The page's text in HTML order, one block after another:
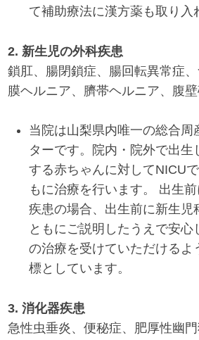
て補助療法に漢方薬も取り入
2. 新生児の外科疾患
鎖肛、腸閉鎖症、腸回転異常症
膜ヘルニア、臍帯ヘルニア、腹
当院は山梨県内唯一の総合周
ターです。院内・院外で出生
する赤ちゃんに対してNICU
もに治療を行います。 出生
疾患の場合、出生前に新生児
ともにご説明したうえで安心
の治療を受けていただけるよ
標としています。
3. 消化器疾患
急性虫垂炎、便秘症、肥厚性幽